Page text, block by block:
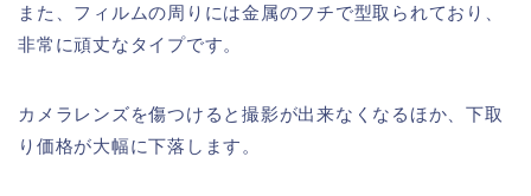
また、フィルムの周りには金属のフチで型取られており、
非常に頑丈なタイプです。
カメラレンズを傷つけると撮影が出来なくなるほか、下取
り価格が大幅に下落します。